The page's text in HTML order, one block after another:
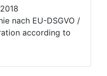
nach EU-DSGVO /
according to